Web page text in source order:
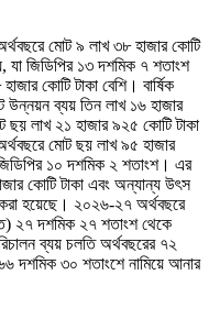
মোট ৯ লাখ ৩৮ হাজার কোটি
যা জিডিপির ১৩ দশমিক ৭ শতাংশ
কোটি টাকা বেশি। বার্ষিক
উন্নয়ন ব্যয় তিন লাখ ১৬ হাজার
ছয় লাখ ২১ হাজার ৯২৫ কোটি টাকা
মোট ছয় লাখ ৯৫ হাজার
১০ দশমিক ২ শতাংশ। এর
কোটি টাকা এবং অন্যান্য উৎস
হয়েছে। ২০২৬-২৭ অর্থবছরে
২৭ দশমিক ২৭ শতাংশ থেকে
ব্যয় চলতি অর্থবছরের ৭২
দশমিক ৩০ শতাংশে নামিয়ে আনার